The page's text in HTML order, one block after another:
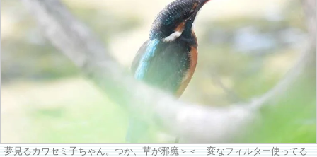
夢見るカワセミ子ちゃん。つか、草が邪魔＞＜ 変なフィルター使ってる